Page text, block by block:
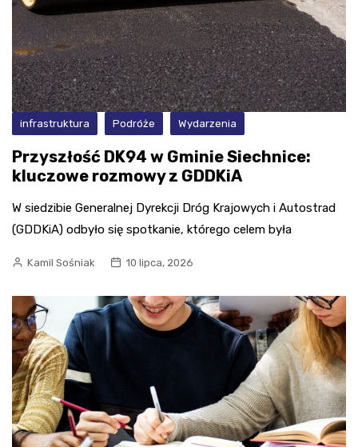
infrastruktura Podróże Wydarzenia
Przyszłość DK94 w Gminie Siechnice:
kluczowe rozmowy z GDDKiA
W siedzibie Generalnej Dyrekcji Dróg Krajowych i Autostrad
(GDDKiA) odbyło się spotkanie, którego celem była
Kamil Sośniak 10 lipca, 2026